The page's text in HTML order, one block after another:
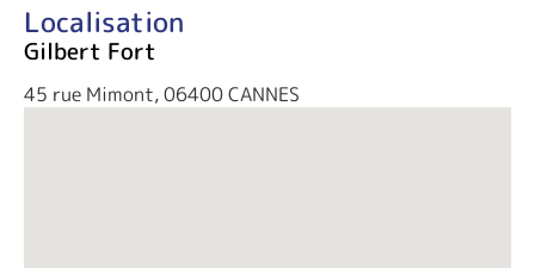
Localisation
Gilbert Fort
45 rue Mimont, 06400 CANNES